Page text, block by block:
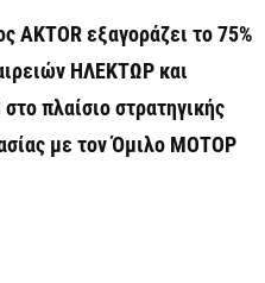
AKTOR εξαγοράζει το 75%
ΗΛΕΚΤΩΡ και
πλαίσιο στρατηγικής
με τον Όμιλο ΜΟΤΟΡ